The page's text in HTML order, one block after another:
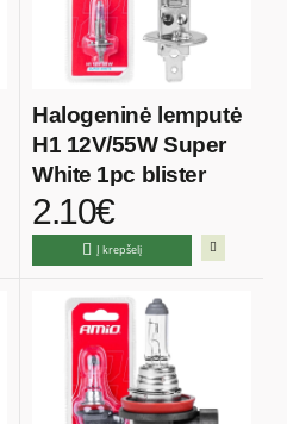
Halogeninė lemputė
H1 12V/55W Super
White 1pc blister
2.10€
Į krepšelį